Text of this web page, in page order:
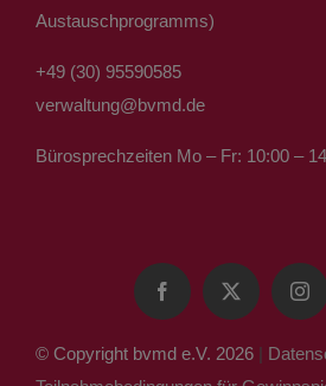
Austauschprogramms)
+49 (30) 95590585
verwaltung@bvmd.de
Bürosprechzeiten Mo – Fr: 10:00 –
© Copyright bvmd e.V. 2026 |